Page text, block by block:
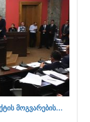
ᲛᲝᲒᲕᲐᲠᲔᲑᲘᲡ…